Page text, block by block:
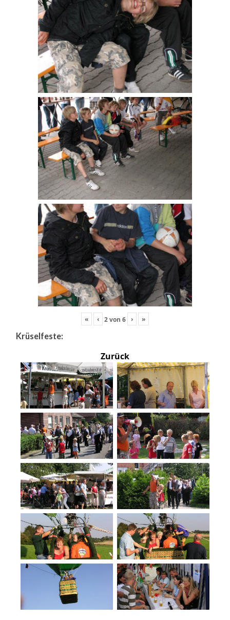
« ‹ 2von 6 › »
Krüselfeste:
Zurück